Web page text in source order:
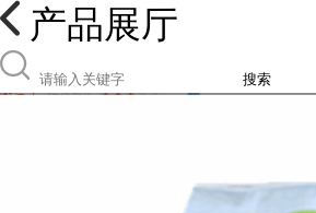
产品展厅
搜索